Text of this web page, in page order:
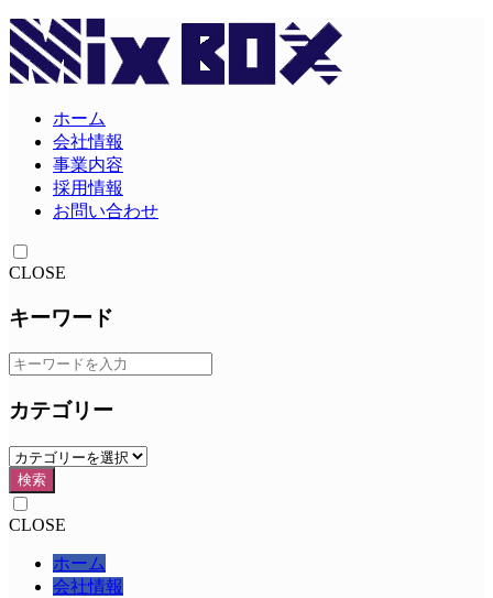
ホーム
会社情報
事業内容
採用情報
お問い合わせ
CLOSE
キーワード
カテゴリー
検索
CLOSE
ホーム
会社情報